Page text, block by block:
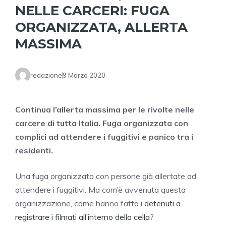
NELLE CARCERI: FUGA
ORGANIZZATA, ALLERTA
MASSIMA
redazione9 Marzo 2020
Continua l’allerta massima per le rivolte nelle
carcere di tutta Italia. Fuga organizzata con
complici ad attendere i fuggitivi e panico tra i
residenti.
Una fuga organizzata con persone già allertate ad
attendere i fuggitivi. Ma com’è avvenuta questa
organizzazione, come hanno fatto i detenuti a
registrare i filmati all’interno della cella?